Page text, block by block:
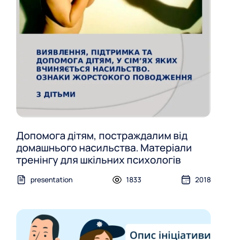
Допомога дітям, постраждалим від
домашнього насильства. Матеріали
тренінгу для шкільних психологів
presentation 1833 2018